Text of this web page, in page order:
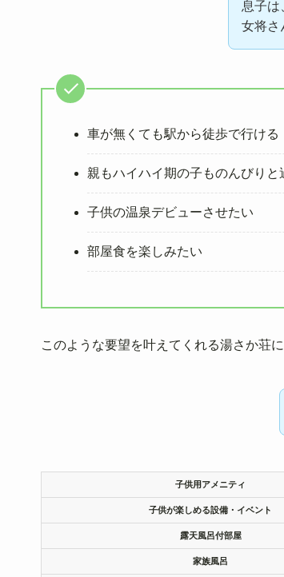
息子は
女将さ
車が無くても駅から徒歩で行ける
親もハイハイ期の子ものんびりと
子供の温泉デビューさせたい
部屋食を楽しみたい
このような要望を叶えてくれる湯さか荘
子供用アメニティ
子供が楽しめる設備・イベント
露天風呂付部屋
家族風呂